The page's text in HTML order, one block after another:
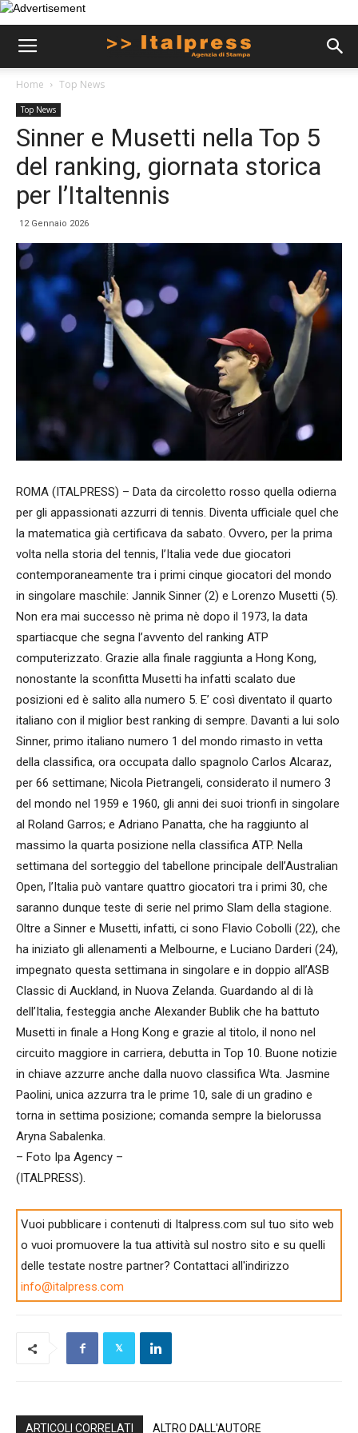
Home Top News
Top News
Sinner e Musetti nella Top 5
del ranking, giornata storica
per l’Italtennis
12 Gennaio 2026
ROMA (ITALPRESS) – Data da circoletto rosso quella odierna
per gli appassionati azzurri di tennis. Diventa ufficiale quel che
la matematica già certificava da sabato. Ovvero, per la prima
volta nella storia del tennis, l’Italia vede due giocatori
contemporaneamente tra i primi cinque giocatori del mondo
in singolare maschile: Jannik Sinner (2) e Lorenzo Musetti (5).
Non era mai successo nè prima nè dopo il 1973, la data
spartiacque che segna l’avvento del ranking ATP
computerizzato. Grazie alla finale raggiunta a Hong Kong,
nonostante la sconfitta Musetti ha infatti scalato due
posizioni ed è salito alla numero 5. E’ così diventato il quarto
italiano con il miglior best ranking di sempre. Davanti a lui solo
Sinner, primo italiano numero 1 del mondo rimasto in vetta
della classifica, ora occupata dallo spagnolo Carlos Alcaraz,
per 66 settimane; Nicola Pietrangeli, considerato il numero 3
del mondo nel 1959 e 1960, gli anni dei suoi trionfi in singolare
al Roland Garros; e Adriano Panatta, che ha raggiunto al
massimo la quarta posizione nella classifica ATP. Nella
settimana del sorteggio del tabellone principale dell’Australian
Open, l’Italia può vantare quattro giocatori tra i primi 30, che
saranno dunque teste di serie nel primo Slam della stagione.
Oltre a Sinner e Musetti, infatti, ci sono Flavio Cobolli (22), che
ha iniziato gli allenamenti a Melbourne, e Luciano Darderi (24),
impegnato questa settimana in singolare e in doppio all’ASB
Classic di Auckland, in Nuova Zelanda. Guardando al di là
dell’Italia, festeggia anche Alexander Bublik che ha battuto
Musetti in finale a Hong Kong e grazie al titolo, il nono nel
circuito maggiore in carriera, debutta in Top 10. Buone notizie
in chiave azzurre anche dalla nuovo classifica Wta. Jasmine
Paolini, unica azzurra tra le prime 10, sale di un gradino e
torna in settima posizione; comanda sempre la bielorussa
Aryna Sabalenka.
– Foto Ipa Agency –
(ITALPRESS).
Vuoi pubblicare i contenuti di Italpress.com sul tuo sito web
o vuoi promuovere la tua attività sul nostro sito e su quelli
delle testate nostre partner? Contattaci all'indirizzo
info@italpress.com
ARTICOLI CORRELATI ALTRO DALL'AUTORE